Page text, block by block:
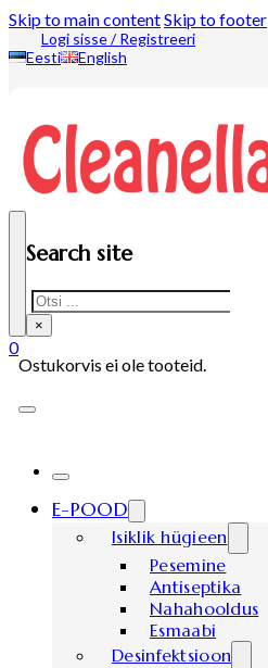
Skip to main contentSkip to footer
Logi sisse / Registreeri
Eesti
English
Search site
Search
×
0
Ostukorvis ei ole tooteid.
E-POOD
Isiklik hügieen
Pesemine
Antiseptika
Nahahooldus
Esmaabi
Desinfektsioon